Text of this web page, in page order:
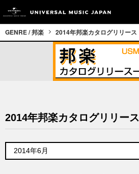
GENRE / 邦楽 2014年邦楽カタログリリース
2014年邦楽カタログリリース